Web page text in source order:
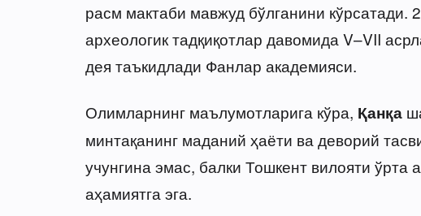
расм мактаби мавжуд бўлганини кўрсатади.
археологик тадқиқотлар давомида V–VII
дея таъкидлади Фанлар академияси.
Олимларнинг маълумотларига кўра, Қанқа
минтақанинг маданий ҳаёти ва деворий
учунгина эмас, балки Тошкент вилояти ўрта
аҳамиятга эга.